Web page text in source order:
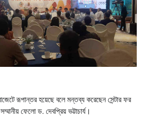
রূপান্তর হয়েছে বলে মন্তব্য করেছেন সেন্টার ফর
ফেলো ড. দেবপ্রিয় ভট্টাচার্য।